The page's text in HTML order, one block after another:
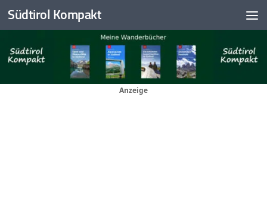
Skip to content
Südtirol Kompakt
Anzeige